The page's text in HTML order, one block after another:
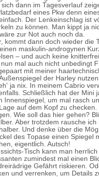
dann im Tagesverlauf
eines Pkw denn
Der Lenkeinschlag ist
zu können. Man kippt ja
zur Not auch noch da.
kommt dann doch wieder die
maskulin-androgynen
– und auch keine
mal auch nicht unbedingt
mit meiner
der Harley
ja nix. In meinem Cabrio
Schließlich hat der Mini
Innenspiegel, um mal rasch
auf dem Kopf zu
Wie soll das hier gehen?
Aber trotzdem rausche
Und denke über die
des Topase einen Spiegel
eigentlich. Autsch!
Tisch kann man
zumindest mal einen
Gefährt riskieren.
und verrenken, um Details